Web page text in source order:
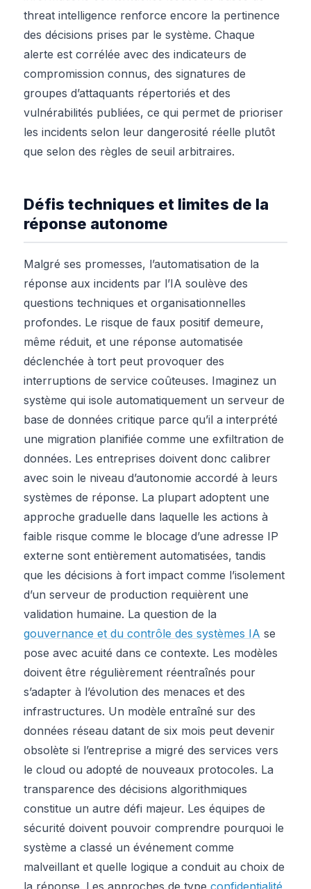
threat intelligence renforce encore la pertinence
des décisions prises par le système. Chaque
alerte est corrélée avec des indicateurs de
compromission connus, des signatures de
groupes d’attaquants répertoriés et des
vulnérabilités publiées, ce qui permet de prioriser
les incidents selon leur dangerosité réelle plutôt
que selon des règles de seuil arbitraires.
Défis techniques et limites de la
réponse autonome
Malgré ses promesses, l’automatisation de la
réponse aux incidents par l’IA soulève des
questions techniques et organisationnelles
profondes. Le risque de faux positif demeure,
même réduit, et une réponse automatisée
déclenchée à tort peut provoquer des
interruptions de service coûteuses. Imaginez un
système qui isole automatiquement un serveur de
base de données critique parce qu’il a interprété
une migration planifiée comme une exfiltration de
données. Les entreprises doivent donc calibrer
avec soin le niveau d’autonomie accordé à leurs
systèmes de réponse. La plupart adoptent une
approche graduelle dans laquelle les actions à
faible risque comme le blocage d’une adresse IP
externe sont entièrement automatisées, tandis
que les décisions à fort impact comme l’isolement
d’un serveur de production requièrent une
validation humaine. La question de la
gouvernance et du contrôle des systèmes IA se
pose avec acuité dans ce contexte. Les modèles
doivent être régulièrement réentraînés pour
s’adapter à l’évolution des menaces et des
infrastructures. Un modèle entraîné sur des
données réseau datant de six mois peut devenir
obsolète si l’entreprise a migré des services vers
le cloud ou adopté de nouveaux protocoles. La
transparence des décisions algorithmiques
constitue un autre défi majeur. Les équipes de
sécurité doivent pouvoir comprendre pourquoi le
système a classé un événement comme
malveillant et quelle logique a conduit au choix de
la réponse. Les approches de type confidentialité